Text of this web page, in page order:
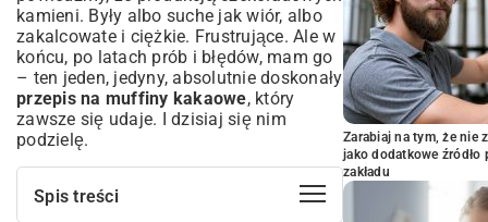
kamieni. Były albo suche jak wiór, albo
zakalcowate i ciężkie. Frustrujące. Ale w
końcu, po latach prób i błędów, mam go
– ten jeden, jedyny, absolutnie doskonały
przepis na muffiny kakaowe, który
zawsze się udaje. I dzisiaj się nim
podzielę.
Spis treści
Zarabiaj na tym, że nie
jako dodatkowe
zakładu